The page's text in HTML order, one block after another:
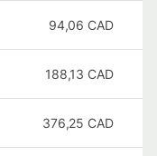
94,06 CAD
188,13 CAD
376,25 CAD